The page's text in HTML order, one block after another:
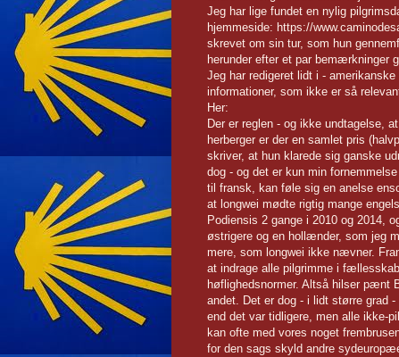
Jeg har lige fundet en nylig
hjemmeside: https://
skrevet om sin tur, som hun
herunder efter et par bemærkninger
Jeg har redigeret lidt i -
informationer, som ikke er så
Her:
Der er reglen - og ikke undtagelse,
herberger er der en samlet pris
skriver, at hun klarede sig ganske
dog - og det er kun min
til fransk, kan føle sig en anelse
at longwei mødte rigtig mange
Podiensis 2 gange i 2010 og 2014,
østrigere og en hollænder, som jeg
mere, som longwei ikke nævner.
at indrage alle pilgrimme i
høflighedsnormer. Altså hilser pænt
andet. Det er dog - i lidt større grad
end det var tidligere, men alle ikke-
kan ofte med vores noget
for den sags skyld andre